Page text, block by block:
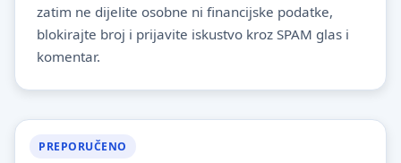
zatim ne dijelite osobne ni financijske podatke,
blokirajte broj i prijavite iskustvo kroz SPAM glas i
komentar.
PREPORUČENO